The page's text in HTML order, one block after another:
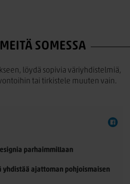
SOMESSA
löydä sopivia väriyhdistelmiä,
tai tirkistele muuten vain.
parhaimmillaan
yhdistää ajattoman pohjoismaisen
Morten Svendsenin